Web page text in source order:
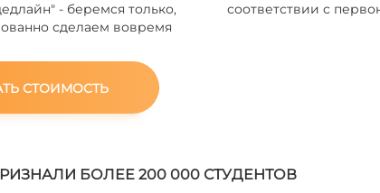
- беремся только,
сделаем вовремя
соответствии с
СТОИМОСТЬ
БОЛЕЕ 200 000 СТУДЕНТОВ